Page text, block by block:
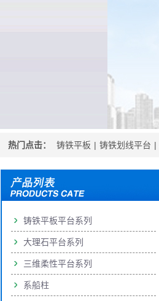
热门点击： 铸铁平板 | 铸铁划线平台 |
铸铁平板平台系列
大理石平台系列
三维柔性平台系列
系船柱